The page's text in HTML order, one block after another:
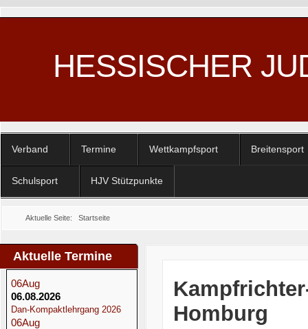
HESSISCHER
Verband Termine Wettkampfsport Breitensport
Schulsport HJV Stützpunkte
Aktuelle Seite: Startseite
Aktuelle Termine
06Aug
06.08.2026
Dan-Kompaktlehrgang 2026
06Aug
Homburg